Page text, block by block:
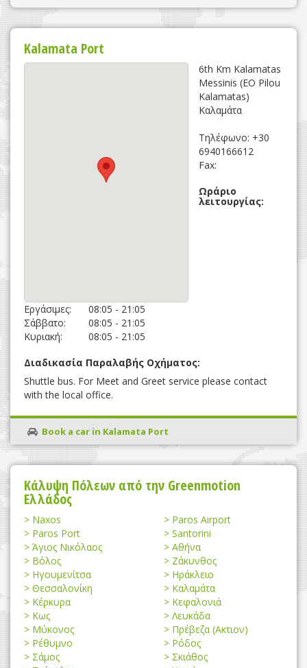
Kalamata Port
6th Km Kalamatas
Messinis (EO Pilou
Kalamatas)
Καλαμάτα
Τηλέφωνο: +30
6940166612
Fax:
Ωράριο
λειτουργίας:
Εργάσιμες:
08:05 - 21:05
Σάββατο:
08:05 - 21:05
Κυριακή:
08:05 - 21:05
Διαδικασία Παραλαβής Οχήματος:
Shuttle bus. For Meet and Greet service please contact
with the local office.
Book a car in Kalamata Port
Κάλυψη Πόλεων από την Greenmotion
Ελλάδος
Naxos
Paros Airport
Paros Port
Santorini
Άγιος Νικόλαος
Αθήνα
Βόλος
Ζάκυνθος
Ηγουμενίτσα
Ηράκλειο
Θεσσαλονίκη
Καλαμάτα
Κέρκυρα
Κεφαλονιά
Κως
Λευκάδα
Μύκονος
Πρέβεζα (Ακτιον)
Ρέθυμνο
Ρόδος
Σάμος
Σκιάθος